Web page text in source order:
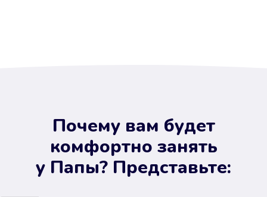
Почему вам будет
комфортно занять
у Папы? Представьте: